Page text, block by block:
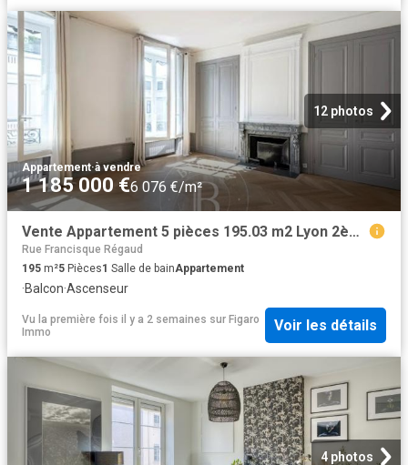
12 photos
Appartement·à vendre
1 185 000 €6 076 €/m²
Vente Appartement 5 pièces 195.03 m2 Lyon 2ème
Rue Francisque Régaud
195 m²5 Pièces1 Salle de bainAppartement
·Balcon·Ascenseur
Vu la première fois il y a 2 semaines sur Figaro
Immo
Voir les détails
4 photos